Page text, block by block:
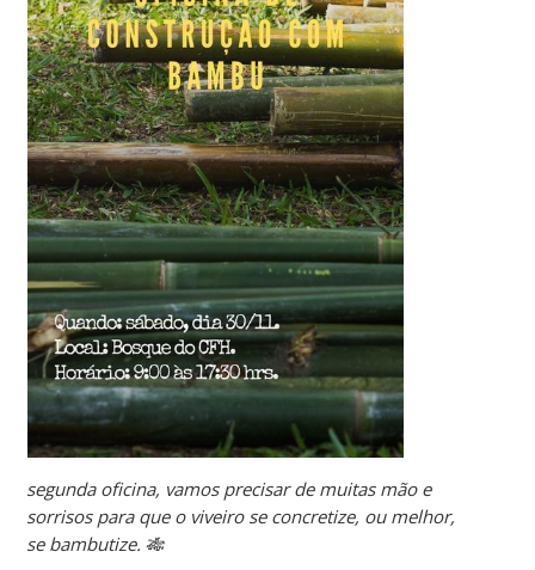
segunda oficina, vamos precisar de muitas mão e
sorrisos para que o viveiro se concretize, ou melhor,
se bambutize. 🎋